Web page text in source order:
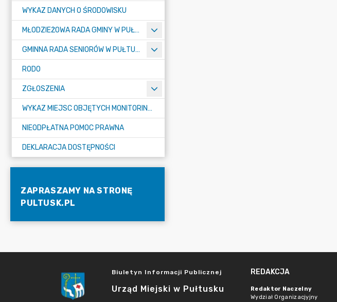
WYKAZ DANYCH O ŚRODOWISKU
MŁODZIEŻOWA RADA GMINY W PUŁTUSKU
GMINNA RADA SENIORÓW W PUŁTUSKU
RODO
ZGŁOSZENIA
WYKAZ MIEJSC OBJĘTYCH MONITORINGIEM
NIEODPŁATNA POMOC PRAWNA
DEKLARACJA DOSTĘPNOŚCI
ZAPRASZAMY NA STRONĘ
PULTUSK.PL
Biuletyn Informacji Publicznej
Urząd Miejski w Pułtusku
REDAKCJA
Redaktor Naczelny
Wydział Organizacjyjny